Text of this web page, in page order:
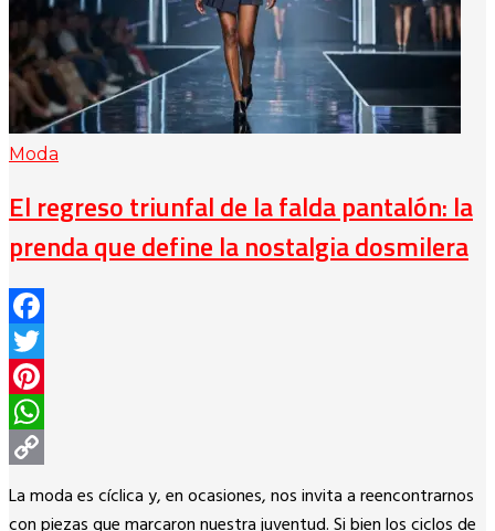
Moda
El regreso triunfal de la falda pantalón: la
prenda que define la nostalgia dosmilera
Facebook
Twitter
Pinterest
WhatsApp
Copy
Link
La moda es cíclica y, en ocasiones, nos invita a reencontrarnos